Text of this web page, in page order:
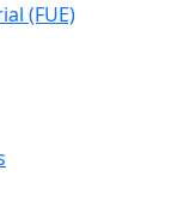
(FUE)